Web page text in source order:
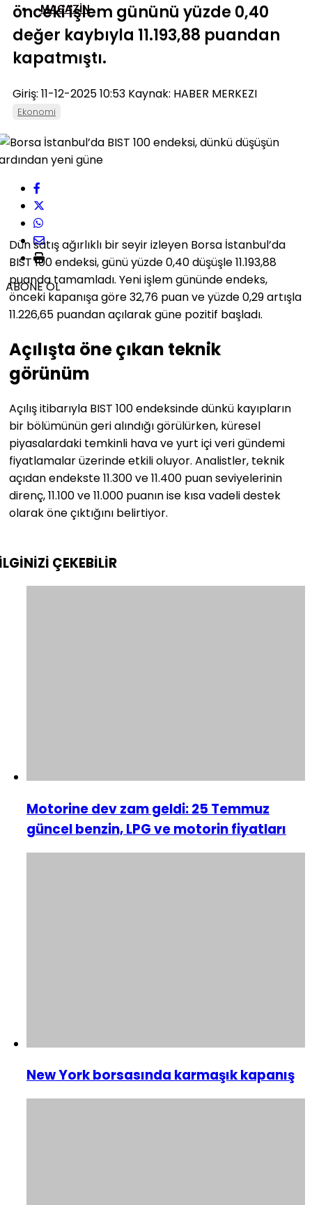
MAGAZIN
önceki işlem gününü yüzde 0,40
değer kaybıyla 11.193,88 puandan
kapatmıştı.​
Giriş: 11-12-2025 10:53 Kaynak: HABER MERKEZI
Ekonomi
ABONE OL
Dün satış ağırlıklı bir seyir izleyen Borsa İstanbul’da
BIST 100 endeksi, günü yüzde 0,40 düşüşle 11.193,88
puanda tamamladı. Yeni işlem gününde endeks,
önceki kapanışa göre 32,76 puan ve yüzde 0,29 artışla
11.226,65 puandan açılarak güne pozitif başladı.
Açılışta öne çıkan teknik
görünüm
Açılış itibarıyla BIST 100 endeksinde dünkü kayıpların
bir bölümünün geri alındığı görülürken, küresel
piyasalardaki temkinli hava ve yurt içi veri gündemi
fiyatlamalar üzerinde etkili oluyor. Analistler, teknik
açıdan endekste 11.300 ve 11.400 puan seviyelerinin
direnç, 11.100 ve 11.000 puanın ise kısa vadeli destek
olarak öne çıktığını belirtiyor.
ÇEKEBİLİR
Motorine dev zam geldi: 25 Temmuz
güncel benzin, LPG ve motorin fiyatları
New York borsasında karmaşık kapanış